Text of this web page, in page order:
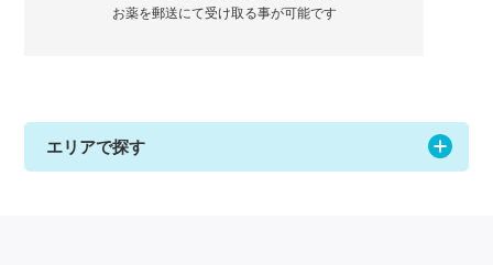
お薬を郵送にて受け取る事が可能です
エリアで探す